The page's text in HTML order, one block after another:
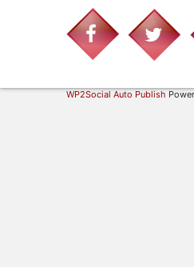
WP2Social Auto Publish